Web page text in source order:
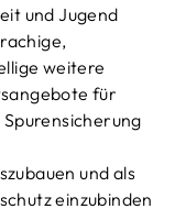
und Jugend
weitere
für
und als
einzubinden